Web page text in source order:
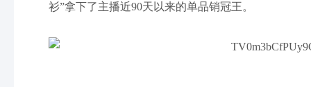
衫”拿下了主播近90天以来的单品销冠王。